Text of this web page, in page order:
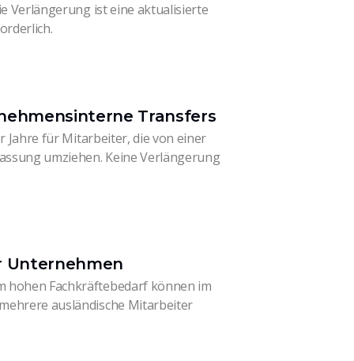
Verlängerung ist eine aktualisierte
Transfers
Jahre für Mitarbeiter, die von einer
umziehen. Keine Verlängerung
Unternehmen
hohen Fachkräftebedarf können im
ausländische Mitarbeiter